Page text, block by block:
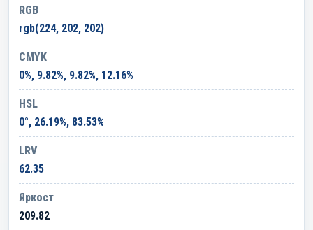
RGB
rgb(224, 202, 202)
CMYK
0%, 9.82%, 9.82%, 12.16%
HSL
0°, 26.19%, 83.53%
LRV
62.35
Яркост
209.82